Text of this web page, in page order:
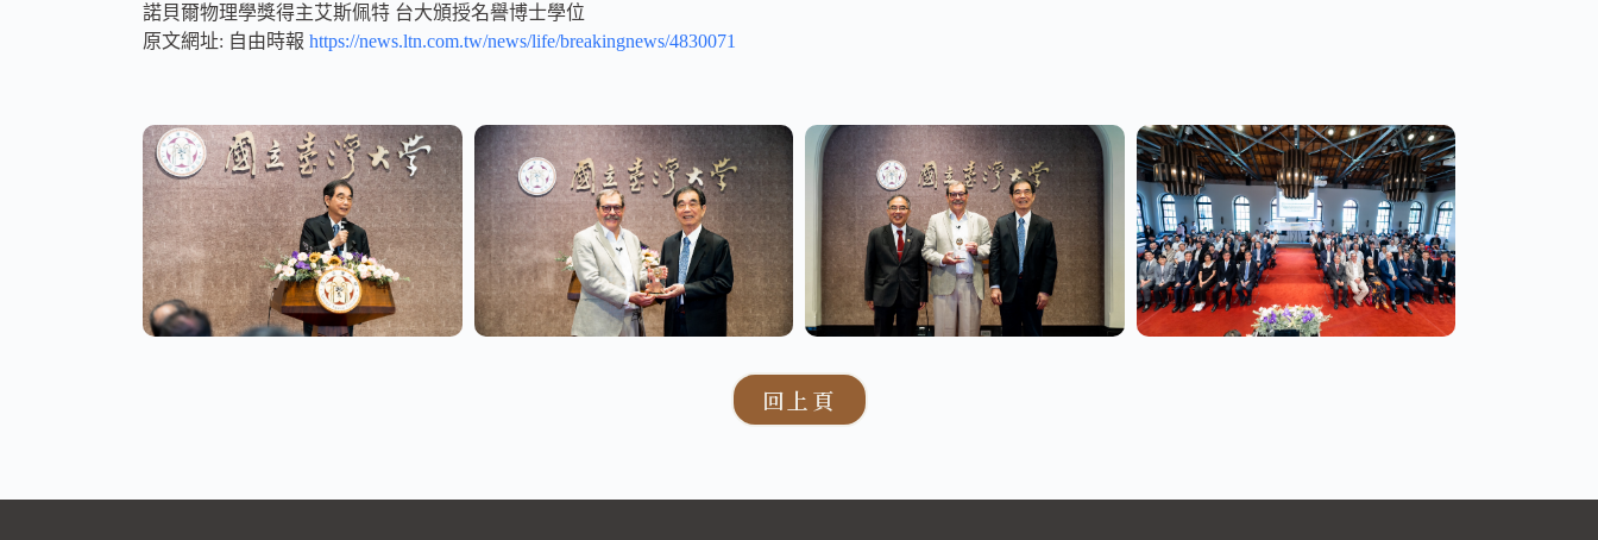
諾貝爾物理學獎得主艾斯佩特 台大頒授名譽博士學位
原文網址: 自由時報 https://news.ltn.com.tw/news/life/breakingnews/4830071
回上頁